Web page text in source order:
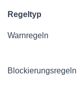
Regeltyp
Warnregeln
Blockierungsregeln